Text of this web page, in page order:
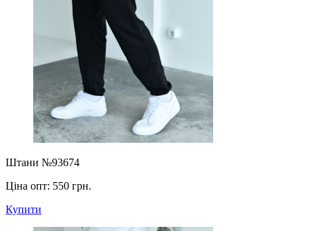
Штани №93674
Ціна опт: 550 грн.
Купити